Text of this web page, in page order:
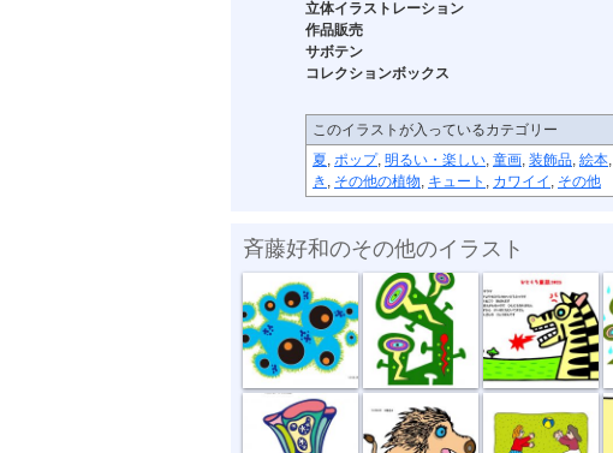
立体イラストレーション
作品販売
サボテン
コレクションボックス
このイラストが入っているカテゴリー
夏, ポップ, 明るい・楽しい, 童画, 装飾品, 絵本,
き , その他の植物, キュート , カワイイ , その他
斉藤好和のその他のイラスト
活性化 育つ シマウマ
ガラスの花瓶 王様走る 紙風船